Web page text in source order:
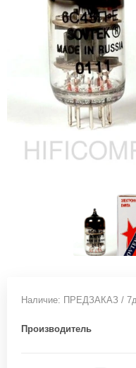
Наличие: ПРЕДЗАКАЗ /
Производитель